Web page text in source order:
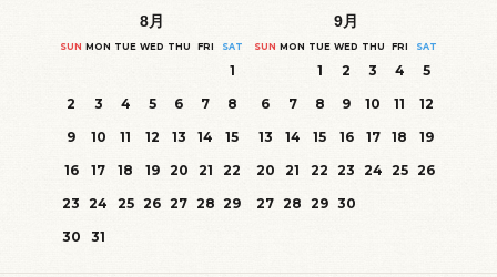
8月
SUN MON TUE WED THU FRI SAT
1
2
3 4 5 6 7
8
9
10 11 12 13 14
15
16
17 18 19 20 21
22
23 24 25 26 27 28 29
30
31
9月
SUN MON TUE WED THU FRI SAT
1 2 3 4
5
6
7 8 9 10 11
12
13
14 15 16 17 18
19
20
21 22 23 24 25 26
27 28 29 30